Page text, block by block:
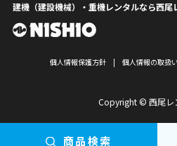
商品検索
建機（建設機械）・重機レンタルなら西尾
個人情報保護方針 個人情報の取扱
Copyright © 西尾レ